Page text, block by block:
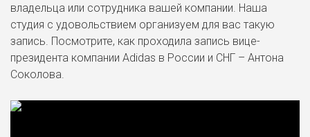
владельца или сотрудника вашей компании. Наша
студия с удовольствием организуем для вас такую
запись. Посмотрите, как проходила запись вице-
президента компании Adidas в России и СНГ – Антона
Соколова.